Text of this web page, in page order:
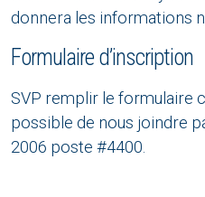
donnera les informations
Formulaire d’inscription
SVP remplir le formulaire
possible de nous joindre
2006 poste #4400.